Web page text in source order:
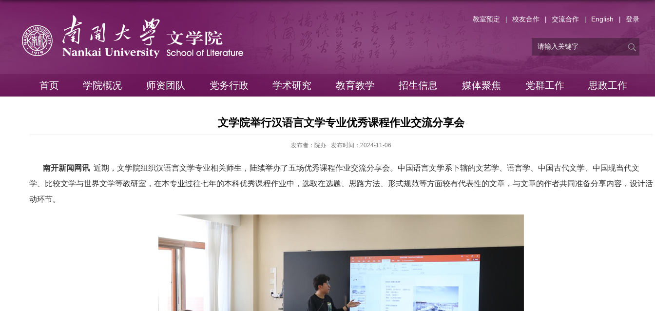
教室预定 校友合作 交流合作 English 登录
首页 学院概况 师资团队 党务行政 学术研究 教育教学 招生信息 媒体聚焦 党群工作 思政工作
文学院举行汉语言文学专业优秀课程作业交流分享会
发布者：院办 发布时间：2024-11-06
南开新闻网讯 近期，文学院组织汉语言文学专业相关师生，陆续举办了五场优秀课程作业交流分享会。中国语言文学系下辖的文艺学、语言学、中国古代文学、中国现当代文
学、比较文学与世界文学等教研室，在本专业过往七年的本科优秀课程作业中，选取在选题、思路方法、形式规范等方面较有代表性的文章，与文章的作者共同准备分享内容，设计活
动环节。